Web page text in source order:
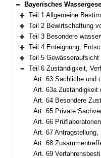
Bereich reduzieren
Bayerisches Wassergesetz (BayWG) Vom
Bereich erweitern
Teil 1 Allgemeine
Bereich erweitern
Teil 2 Bewirtschaftung
Bereich erweitern
Teil 3 Besondere
Bereich erweitern
Teil 4 Enteignung,
Bereich erweitern
Teil 5 Gewässeraufsicht
Bereich reduzieren
Teil 6 Zuständigkeit,
Art. 63 Sachliche und
Art. 63a Zuständigkeit
Art. 64 Besondere Zuständigkeit
Art. 65 Private
Art. 66 Prüflaboratorien
Art. 67 Antragstellung,
Art. 68 Zusammentreffen
Art. 69 Verfahrensbestimmungen